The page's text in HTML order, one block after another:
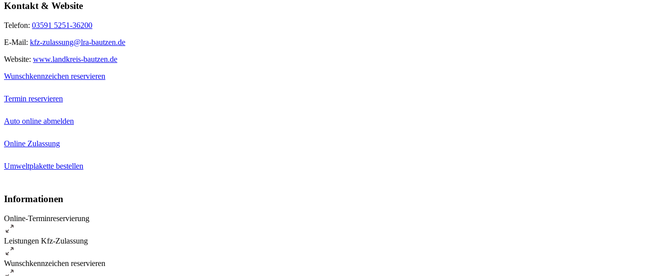
Kontakt & Website
Telefon: 03591 5251-36200
E-Mail: kfz-zulassung@lra-bautzen.de
Website: www.landkreis-bautzen.de
Wunschkennzeichen reservieren
Termin reservieren
Auto online abmelden
Online Zulassung
Umweltplakette bestellen
Informationen
Online-Terminreservierung
Leistungen Kfz-Zulassung
Wunschkennzeichen reservieren